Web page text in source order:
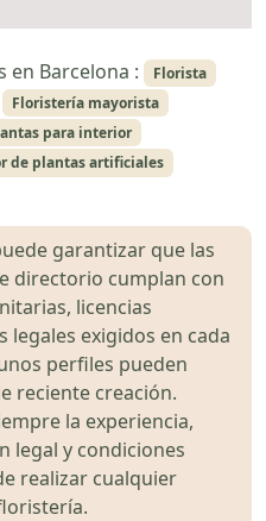
en Barcelona :
Florista
Floristería mayorista
para interior
de plantas artificiales
garantizar que las
directorio cumplan con
licencias
exigidos en cada
perfiles pueden
reciente creación.
la experiencia,
legal y condiciones
realizar cualquier